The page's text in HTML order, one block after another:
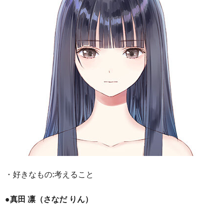
・好きなもの:考えること
●真田 凛（さなだ りん）